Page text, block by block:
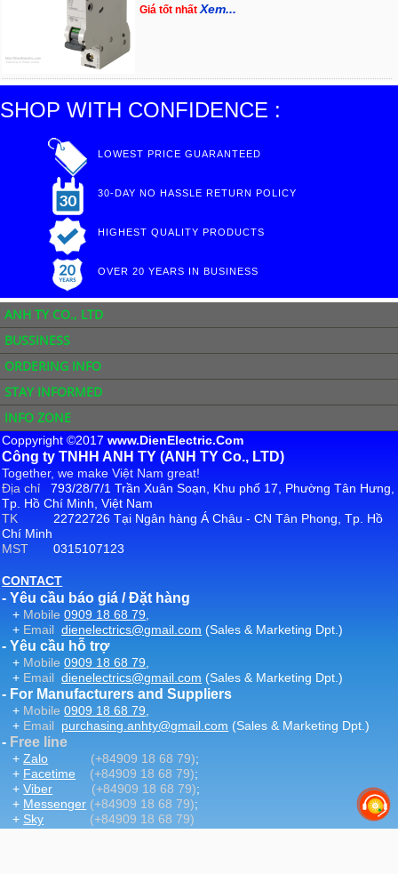
Giá tốt nhấtXem...
SHOP WITH CONFIDENCE :
LOWEST PRICE GUARANTEED
30-DAY NO HASSLE RETURN POLICY
HIGHEST QUALITY PRODUCTS
OVER 20 YEARS IN BUSINESS
ANH TY CO., LTD
BUSSINESS
ORDERING INFO
STAY INFORMED
INFO ZONE
Coppyright ©2017www.DienElectric.Com
Công ty TNHH ANH TY (ANH TY Co., LTD)
Together, we make Việt Nam great!
Địa chỉ793/28/7/1 Trần Xuân Soạn, Khu phố 17, Phường Tân Hưng,
Tp. Hồ Chí Minh, Việt Nam
TK 22722726 Tại Ngân hàng Á Châu - CN Tân Phong, Tp. Hồ
Chí Minh
MST0315107123
CONTACT
- Yêu cầu báo giá / Đặt hàng
+ Mobile 0909 18 68 79
+ Email dienelectrics@gmail.com (Sales & Marketing Dpt.)
- Yêu cầu hỗ trợ
+ Mobile 0909 18 68 79
+ Email dienelectrics@gmail.com (Sales & Marketing Dpt.)
- For Manufacturers and Suppliers
+ Mobile 0909 18 68 79
+ Email purchasing.anhty@gmail.com (Sales & Marketing Dpt.)
- Free line
+Zalo (+84909 18 68 79);
+ Facetime (+84909 18 68 79);
+Viber (+84909 18 68 79);
+ Messenger (+84909 18 68 79);
+ Sky (+84909 18 68 79)